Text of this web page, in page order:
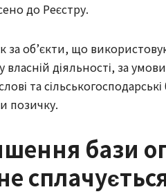
до Реєстру.
за об’єкти, що
власній діяльності, за
та
позичку.
бази